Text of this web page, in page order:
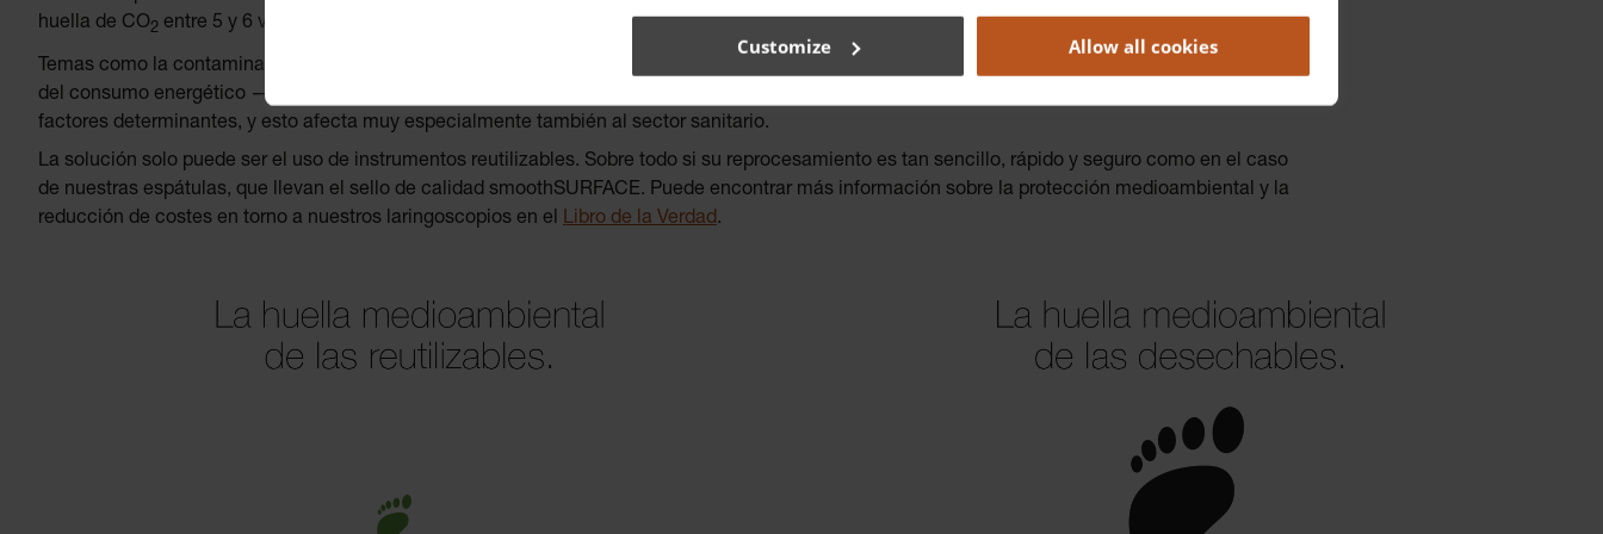
Customize Allow all cookies
huella de CO2 entre 5 y 6 veces mayor que las espátulas de acero reutilizables, que se desinfectan una y otra vez del modo tradicional.
Temas como la contaminación del aire por los transportes repetidos, la reducción de la basura, la supresión de los gases de escape, la reducción
del consumo energético —en especial, el de vectores energéticos fósiles— y la protección medioambiental en general se están convirtiendo en
factores determinantes, y esto afecta muy especialmente también al sector sanitario.
La solución solo puede ser el uso de instrumentos reutilizables. Sobre todo si su reprocesamiento es tan sencillo, rápido y seguro como en el caso
de nuestras espátulas, que llevan el sello de calidad smoothSURFACE. Puede encontrar más información sobre la protección medioambiental y la
reducción de costes en torno a nuestros laringoscopios en el Libro de la Verdad.